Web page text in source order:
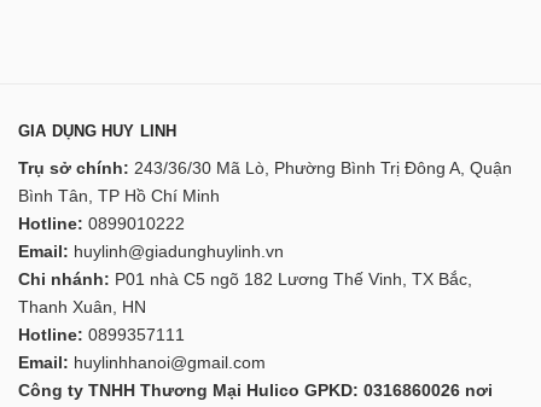
GIA DỤNG HUY LINH
Trụ sở chính: 243/36/30 Mã Lò, Phường Bình Trị Đông A, Quận
Bình Tân, TP Hồ Chí Minh
Hotline: 0899010222
Email: huylinh@giadunghuylinh.vn
Chi nhánh: P01 nhà C5 ngõ 182 Lương Thế Vinh, TX Bắc,
Thanh Xuân, HN
Hotline: 0899357111
Email: huylinhhanoi@gmail.com
Công ty TNHH Thương Mại Hulico GPKD: 0316860026 nơi